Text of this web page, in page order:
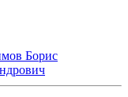
Борис